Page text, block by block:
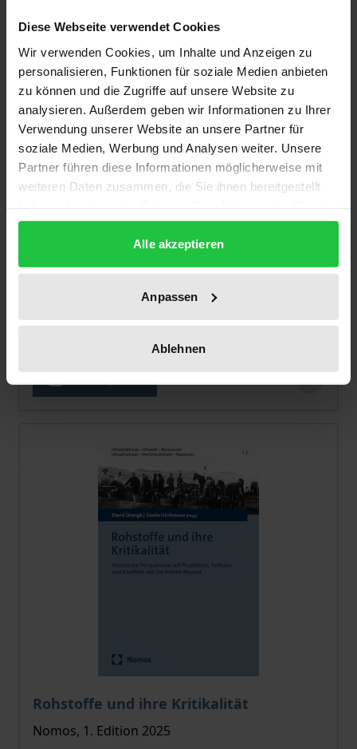
Diese Webseite verwendet Cookies
Wir verwenden Cookies, um Inhalte und Anzeigen zu
personalisieren, Funktionen für soziale Medien anbieten
zu können und die Zugriffe auf unsere Website zu
analysieren. Außerdem geben wir Informationen zu Ihrer
Verwendung unserer Website an unsere Partner für
soziale Medien, Werbung und Analysen weiter. Unsere
Partner führen diese Informationen möglicherweise mit
weiteren Daten zusammen, die Sie ihnen bereitgestellt
gesammelt haben.
Alle akzeptieren
Anpassen
Ablehnen
Chivalrous Combatants?
The price depends on the options chosen on the
Nomos, 1. Edition 2019
€39.00
Rohstoffe und ihre Kritikalität
The price depends on the options chosen on the
Nomos, 1. Edition 2025